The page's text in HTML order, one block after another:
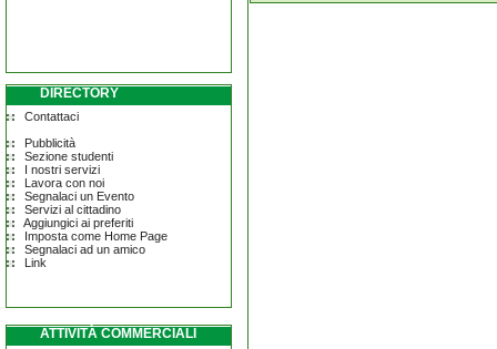
DIRECTORY
Contattaci
Pubblicità
Sezione studenti
I nostri servizi
Lavora con noi
Segnalaci un Evento
Servizi al cittadino
Aggiungici ai preferiti
Imposta come Home Page
Segnalaci ad un amico
Link
ATTIVITÀ COMMERCIALI